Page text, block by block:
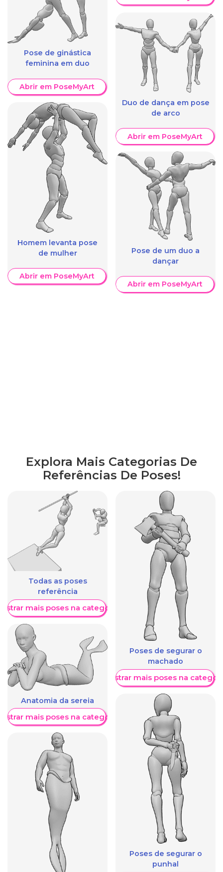
Pose de ginástica
feminina em duo
Abrir em PoseMyArt
Homem levanta pose
de mulher
Abrir em PoseMyArt
Duo de dança em pose
de arco
Abrir em PoseMyArt
Pose de um duo a
dançar
Abrir em PoseMyArt
Explora Mais Categorias De
Referências De Poses!
Todas as poses
referência
mais poses na categoria
Anatomia da sereia
mais poses na categoria
Poses de segurar o
machado
Mostrar mais poses na
Poses de segurar o
punhal